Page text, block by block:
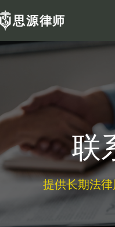
至
内
容
联
提供长期法